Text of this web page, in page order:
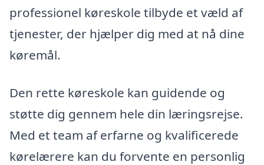
professionel køreskole tilbyde et væld af
tjenester, der hjælper dig med at nå dine
køremål.
Den rette køreskole kan guidende og
støtte dig gennem hele din læringsrejse.
Med et team af erfarne og kvalificerede
kørelærere kan du forvente en personlig